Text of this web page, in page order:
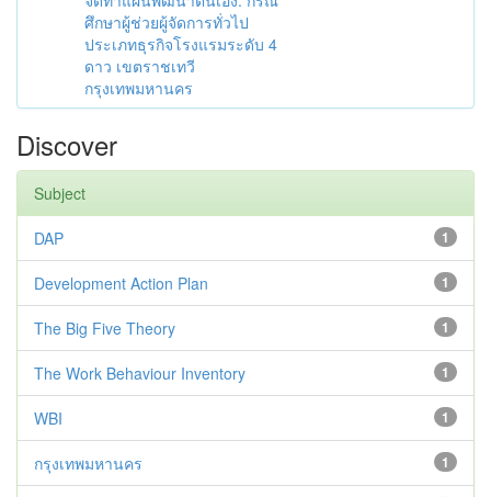
ศึกษาผู้ช่วยผู้จัดการทั่วไป
ประเภทธุรกิจโรงแรมระดับ 4
ดาว เขตราชเทวี
กรุงเทพมหานคร
Discover
Subject
1
DAP
1
Development Action Plan
1
The Big Five Theory
1
The Work Behaviour Inventory
1
WBI
1
กรุงเทพมหานคร